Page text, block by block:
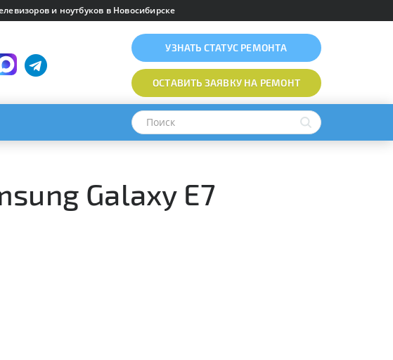
и ноутбуков в Новосибирске
УЗНАТЬ СТАТУС РЕМОНТА
ОСТАВИТЬ ЗАЯВКУНА РЕМОНТ
Galaxy E7